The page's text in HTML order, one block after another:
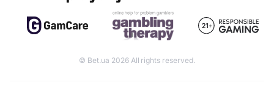
© Bet.ua 2026 All rights reserved.